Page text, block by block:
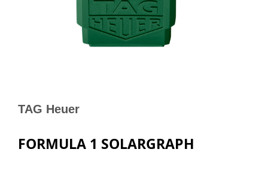
TAG Heuer
FORMULA 1 SOLARGRAPH